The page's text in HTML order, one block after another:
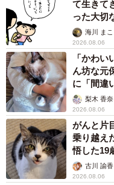
て生きて
った大切
海川 まこ
2026.08.06
「かわ
ん坊な元
に「間違
梨木 香奈
2026.08.06
がんと片
乗り越え
悟した19
古川 諭香
2026.08.06